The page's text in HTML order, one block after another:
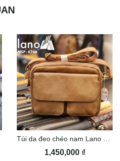
1,450,000 ₫